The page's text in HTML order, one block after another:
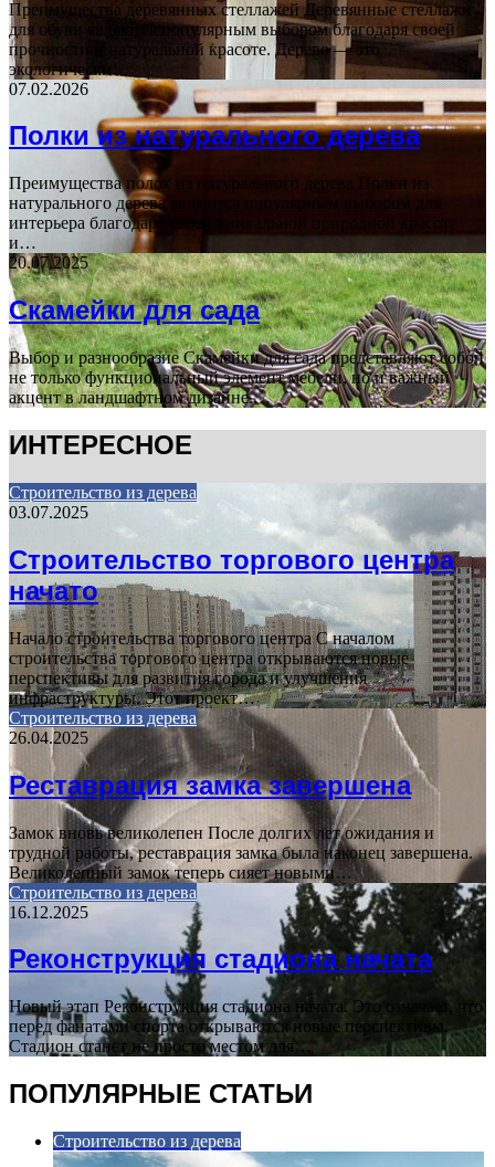
Преимущества деревянных стеллажей Деревянные стеллажи
для обуви являются популярным выбором благодаря своей
прочности и натуральной красоте. Дерево — это
экологически…
07.02.2026
Полки из натурального дерева
Преимущества полок из натурального дерева Полки из
натурального дерева являются популярным выбором для
интерьера благодаря своей уникальной природной красоте
и…
20.07.2025
Скамейки для сада
Выбор и разнообразие Скамейки для сада представляют собой
не только функциональный элемент мебели, но и важный
акцент в ландшафтном дизайне.…
ИНТЕРЕСНОЕ
Строительство из дерева
03.07.2025
Строительство торгового центра
начато
Начало строительства торгового центра С началом
строительства торгового центра открываются новые
перспективы для развития города и улучшения
инфраструктуры. Этот проект…
Строительство из дерева
26.04.2025
Реставрация замка завершена
Замок вновь великолепен После долгих лет ожидания и
трудной работы, реставрация замка была наконец завершена.
Великолепный замок теперь сияет новыми…
Строительство из дерева
16.12.2025
Реконструкция стадиона начата
Новый этап Реконструкция стадиона начата. Это означает, что
перед фанатами спорта открываются новые перспективы.
Стадион станет не просто местом для…
ПОПУЛЯРНЫЕ СТАТЬИ
Строительство из дерева